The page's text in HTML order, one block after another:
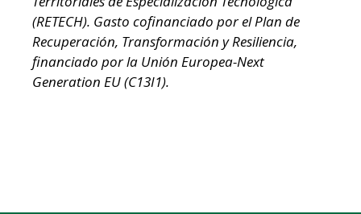
(RETECH). Gasto cofinanciado por el Plan de
Recuperación, Transformación y Resiliencia,
financiado por la Unión Europea-Next
Generation EU (C13I1).